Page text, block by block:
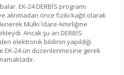
EK-24 DERBİS programı
alınmadan önce fiziki kağıt olarak
Mülki İdare Amirliğine
Ancak şu an DERBİS
elektronik bildirim yapıldığı
EK-24 ün düzenlenmesine gerek